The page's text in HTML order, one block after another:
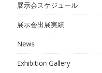
展示会スケジュール
展示会出展実績
News
Exhibition Gallery